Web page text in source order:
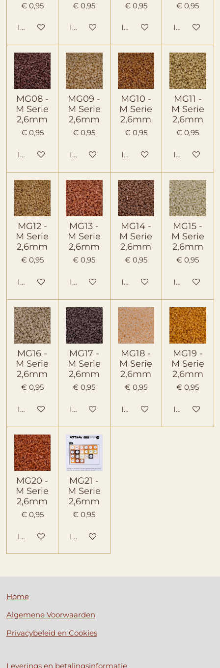
€ 0,95
In winkelwagen
€ 0,95
In winkelwagen
€ 0,95
In winkelwagen
€ 0,95
In
MG08 -
M Serie
2,6mm
€ 0,95
In winkelwagen
MG09 -
M Serie
2,6mm
€ 0,95
In winkelwagen
MG10 -
M Serie
2,6mm
€ 0,95
In winkelwagen
MG11 -
M Serie
2,6mm
€ 0,95
In
MG12 -
M Serie
2,6mm
€ 0,95
In winkelwagen
MG13 -
M Serie
2,6mm
€ 0,95
In winkelwagen
MG14 -
M Serie
2,6mm
€ 0,95
In winkelwagen
MG15 -
M Serie
2,6mm
€ 0,95
In
MG16 -
M Serie
2,6mm
€ 0,95
In winkelwagen
MG17 -
M Serie
2,6mm
€ 0,95
In winkelwagen
MG18 -
M Serie
2,6mm
€ 0,95
In winkelwagen
MG19 -
M Serie
2,6mm
€ 0,95
In
MG20 -
M Serie
2,6mm
€ 0,95
In winkelwagen
MG21 -
M Serie
2,6mm
€ 0,95
In winkelwagen
Home
Algemene Voorwaarden
Privacybeleid en Cookies
Leverings en betalingsinformatie